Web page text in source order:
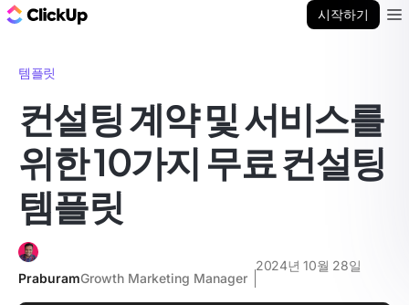
시작하기
템플릿
컨설팅 계약 및 서비스를
위한 10가지 무료 컨설팅
템플릿
PraburamGrowth Marketing Manager
2024년 10월 28일